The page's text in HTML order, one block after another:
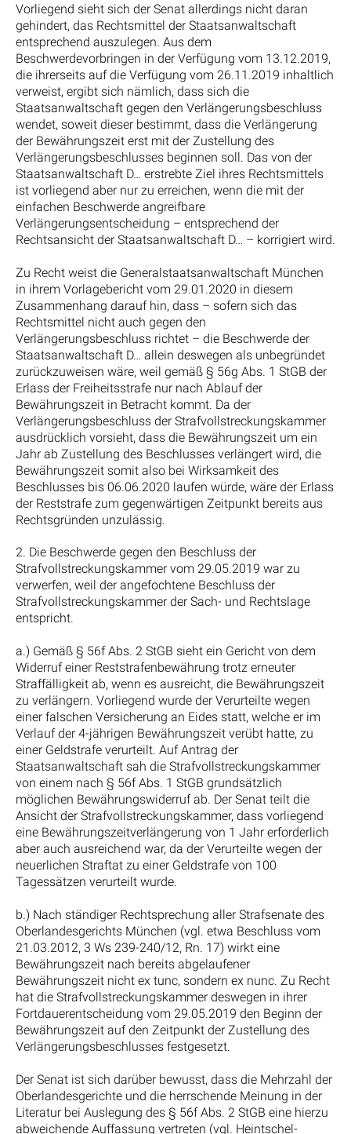
Vorliegend sieht sich der Senat allerdings nicht daran
gehindert, das Rechtsmittel der Staatsanwaltschaft
entsprechend auszulegen. Aus dem
Beschwerdevorbringen in der Verfügung vom 13.12.2019,
die ihrerseits auf die Verfügung vom 26.11.2019 inhaltlich
verweist, ergibt sich nämlich, dass sich die
Staatsanwaltschaft gegen den Verlängerungsbeschluss
wendet, soweit dieser bestimmt, dass die Verlängerung
der Bewährungszeit erst mit der Zustellung des
Verlängerungsbeschlusses beginnen soll. Das von der
Staatsanwaltschaft D… erstrebte Ziel ihres Rechtsmittels
ist vorliegend aber nur zu erreichen, wenn die mit der
einfachen Beschwerde angreifbare
Verlängerungsentscheidung – entsprechend der
Rechtsansicht der Staatsanwaltschaft D… – korrigiert wird.
Zu Recht weist die Generalstaatsanwaltschaft München
in ihrem Vorlagebericht vom 29.01.2020 in diesem
Zusammenhang darauf hin, dass – sofern sich das
Rechtsmittel nicht auch gegen den
Verlängerungsbeschluss richtet – die Beschwerde der
Staatsanwaltschaft D… allein deswegen als unbegründet
zurückzuweisen wäre, weil gemäß § 56g Abs. 1 StGB der
Erlass der Freiheitsstrafe nur nach Ablauf der
Bewährungszeit in Betracht kommt. Da der
Verlängerungsbeschluss der Strafvollstreckungskammer
ausdrücklich vorsieht, dass die Bewährungszeit um ein
Jahr ab Zustellung des Beschlusses verlängert wird, die
Bewährungszeit somit also bei Wirksamkeit des
Beschlusses bis 06.06.2020 laufen würde, wäre der Erlass
der Reststrafe zum gegenwärtigen Zeitpunkt bereits aus
Rechtsgründen unzulässig.
2. Die Beschwerde gegen den Beschluss der
Strafvollstreckungskammer vom 29.05.2019 war zu
verwerfen, weil der angefochtene Beschluss der
Strafvollstreckungskammer der Sach- und Rechtslage
entspricht.
a.) Gemäß § 56f Abs. 2 StGB sieht ein Gericht von dem
Widerruf einer Reststrafenbewährung trotz erneuter
Straffälligkeit ab, wenn es ausreicht, die Bewährungszeit
zu verlängern. Vorliegend wurde der Verurteilte wegen
einer falschen Versicherung an Eides statt, welche er im
Verlauf der 4-jährigen Bewährungszeit verübt hatte, zu
einer Geldstrafe verurteilt. Auf Antrag der
Staatsanwaltschaft sah die Strafvollstreckungskammer
von einem nach § 56f Abs. 1 StGB grundsätzlich
möglichen Bewährungswiderruf ab. Der Senat teilt die
Ansicht der Strafvollstreckungskammer, dass vorliegend
eine Bewährungszeitverlängerung von 1 Jahr erforderlich
aber auch ausreichend war, da der Verurteilte wegen der
neuerlichen Straftat zu einer Geldstrafe von 100
Tagessätzen verurteilt wurde.
b.) Nach ständiger Rechtsprechung aller Strafsenate des
Oberlandesgerichts München (vgl. etwa Beschluss vom
21.03.2012, 3 Ws 239-240/12, Rn. 17) wirkt eine
Bewährungszeit nach bereits abgelaufener
Bewährungszeit nicht ex tunc, sondern ex nunc. Zu Recht
hat die Strafvollstreckungskammer deswegen in ihrer
Fortdauerentscheidung vom 29.05.2019 den Beginn der
Bewährungszeit auf den Zeitpunkt der Zustellung des
Verlängerungsbeschlusses festgesetzt.
Der Senat ist sich darüber bewusst, dass die Mehrzahl der
Oberlandesgerichte und die herrschende Meinung in der
Literatur bei Auslegung des § 56f Abs. 2 StGB eine hierzu
abweichende Auffassung vertreten (vgl. Heintschel-